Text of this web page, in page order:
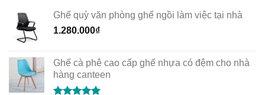
Ghế quỳ văn phòng ghế ngồi làm việc tại nhà
1.280.000₫
Ghế cà phê cao cấp ghế nhựa có đệm cho nhà
hàng canteen